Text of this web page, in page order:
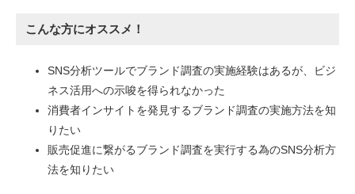
こんな方にオススメ！
SNS分析ツールでブランド調査の実施経験はあるが、ビジ
ネス活用への示唆を得られなかった
消費者インサイトを発見するブランド調査の実施方法を知
りたい
販売促進に繋がるブランド調査を実行する為のSNS分析方
法を知りたい